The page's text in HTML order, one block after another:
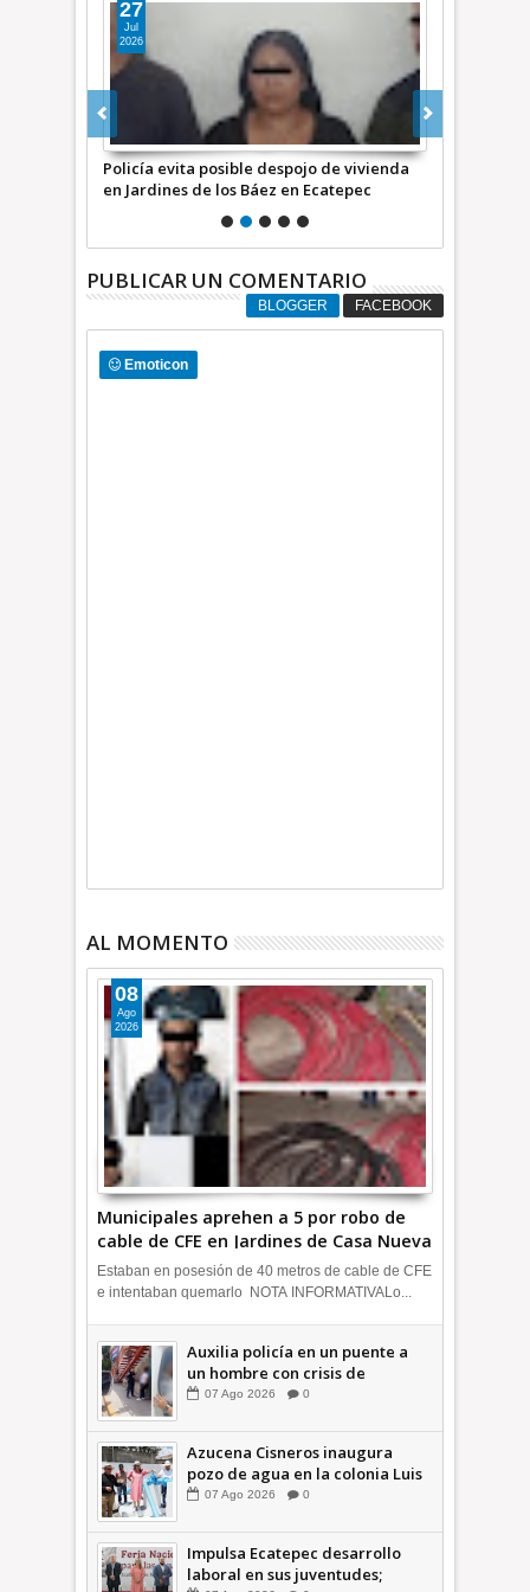
Policía evita posible despojo de vivienda
en Jardines de los Báez en Ecatepec
27
Jul
2026
PUBLICAR UN COMENTARIO
BLOGGER FACEBOOK
Emoticon
AL MOMENTO
Municipales aprehen a 5 por robo de
cable de CFE en Jardines de Casa Nueva
+Video | INFORMA
08
Ago
2026
Estaban en posesión de 40 metros de cable de CFE
e intentaban quemarlo NOTA INFORMATIVALo...
Auxilia policía en un puente a
un hombre con crisis de
ansiedad en la Vía Morelos |
07 Ago 2026 0
Azucena Cisneros inaugura
pozo de agua en la colonia Luis
Donaldo Colosio +Video |
07 Ago 2026 0
Impulsa Ecatepec desarrollo
laboral en sus juventudes;